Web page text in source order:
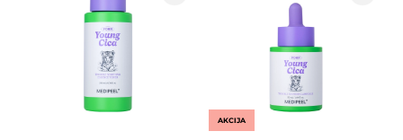
AKCIJA